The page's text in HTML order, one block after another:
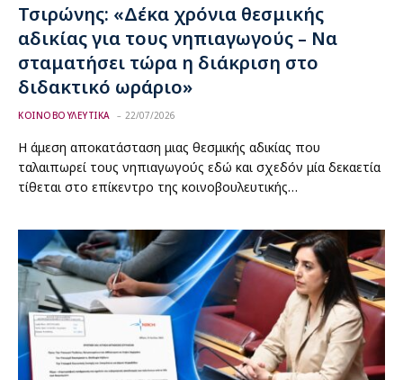
Τσιρώνης: «Δέκα χρόνια θεσμικής
αδικίας για τους νηπιαγωγούς – Να
σταματήσει τώρα η διάκριση στο
διδακτικό ωράριο»
ΚΟΙΝΟΒΟΥΛΕΥΤΙΚΑ 22/07/2026
Η άμεση αποκατάσταση μιας θεσμικής αδικίας που
ταλαιπωρεί τους νηπιαγωγούς εδώ και σχεδόν μία δεκαετία
τίθεται στο επίκεντρο της κοινοβουλευτικής…